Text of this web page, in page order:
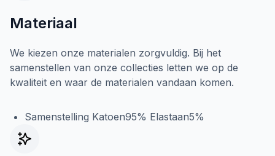
Materiaal
We kiezen onze materialen zorgvuldig. Bij het
samenstellen van onze collecties letten we op de
kwaliteit en waar de materialen vandaan komen.
Samenstelling Katoen95% Elastaan5%